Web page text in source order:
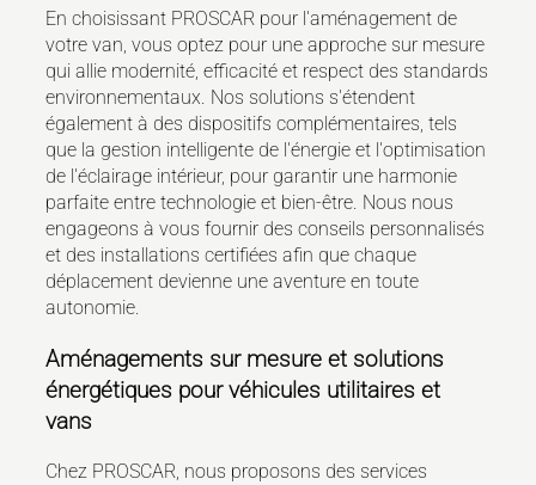
En choisissant PROSCAR pour l'aménagement de
votre van, vous optez pour une approche sur mesure
qui allie modernité, efficacité et respect des standards
environnementaux. Nos solutions s'étendent
également à des dispositifs complémentaires, tels
que la gestion intelligente de l'énergie et l'optimisation
de l'éclairage intérieur, pour garantir une harmonie
parfaite entre technologie et bien-être. Nous nous
engageons à vous fournir des conseils personnalisés
et des installations certifiées afin que chaque
déplacement devienne une aventure en toute
autonomie.
Aménagements sur mesure et solutions
énergétiques pour véhicules utilitaires et
vans
Chez PROSCAR, nous proposons des services